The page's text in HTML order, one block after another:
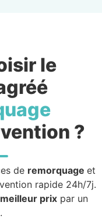
le
?
de remorquage et
rapide 24h/7j.
prixpar un